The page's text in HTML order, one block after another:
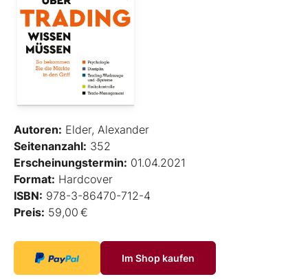
Autoren: Elder, Alexander
Seitenanzahl: 352
Erscheinungstermin: 01.04.2021
Format: Hardcover
ISBN: 978-3-86470-712-4
Preis: 59,00 €
Im Shop kaufen